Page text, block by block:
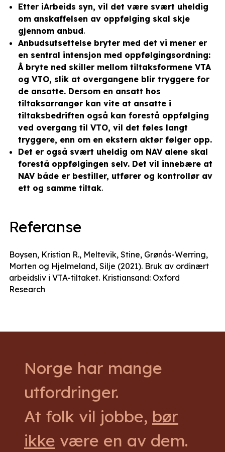
Etter iArbeids syn, vil det være svært uheldig
om anskaffelsen av oppfølging skal skje
gjennom anbud.
Anbudsutsettelse bryter med det vi mener er
en sentral intensjon med oppfølgingsordning:
Å bryte ned skiller mellom tiltaksformene VTA
og VTO, slik at overgangene blir tryggere for
de ansatte. Dersom en ansatt hos
tiltaksarrangør kan vite at ansatte i
tiltaksbedriften også kan forestå oppfølging
ved overgang til VTO, vil det føles langt
tryggere, enn om en ekstern aktør følger opp.
Det er også svært uheldig om NAV alene skal
forestå oppfølgingen selv. Det vil innebære at
NAV både er bestiller, utfører og kontrollør av
ett og samme tiltak.
Referanse
Boysen, Kristian R., Meltevik, Stine, Grønås-Werring,
Morten og Hjelmeland, Silje (2021). Bruk av ordinært
arbeidsliv i VTA-tiltaket. Kristiansand: Oxford
Research
Norge har mange
utfordringer.
At folk vil jobbe, bør
ikke være en av dem.